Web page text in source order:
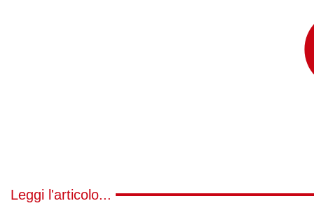
Leggi l'articolo...